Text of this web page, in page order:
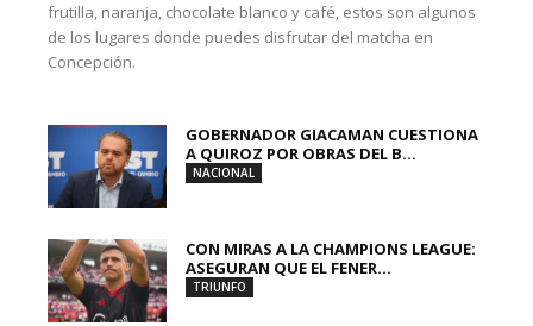
frutilla, naranja, chocolate blanco y café, estos son algunos
de los lugares donde puedes disfrutar del matcha en
Concepción.
GOBERNADOR GIACAMAN CUESTIONA
A QUIROZ POR OBRAS DEL B...
NACIONAL
CON MIRAS A LA CHAMPIONS LEAGUE:
ASEGURAN QUE EL FENER...
TRIUNFO